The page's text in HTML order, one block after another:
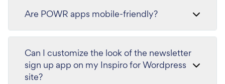
Are POWR apps mobile-friendly?
Can I customize the look of the newsletter
sign up app on my Inspiro for Wordpress
site?